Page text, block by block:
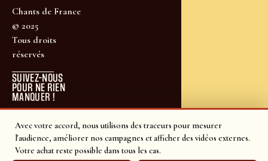
Avec votre accord, nous utilisons des traceurs pour mesurer
l'audience, améliorer nos campagnes et afficher des vidéos externes.
Votre achat reste possible dans tous les cas.
Chants de France
© 2025
Tous droits
réservés
SUIVEZ-NOUS
POUR NE RIEN
MANQUER !